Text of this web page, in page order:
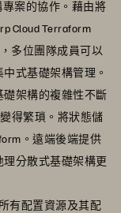
專案的協作。藉由將
Cloud Terraform
多位團隊成員可以
式基礎架構管理。
礎架構的複雜性不斷
得繁瑣。將狀態儲
。遠端後端提供
分散式基礎架構更
有配置資源及其配